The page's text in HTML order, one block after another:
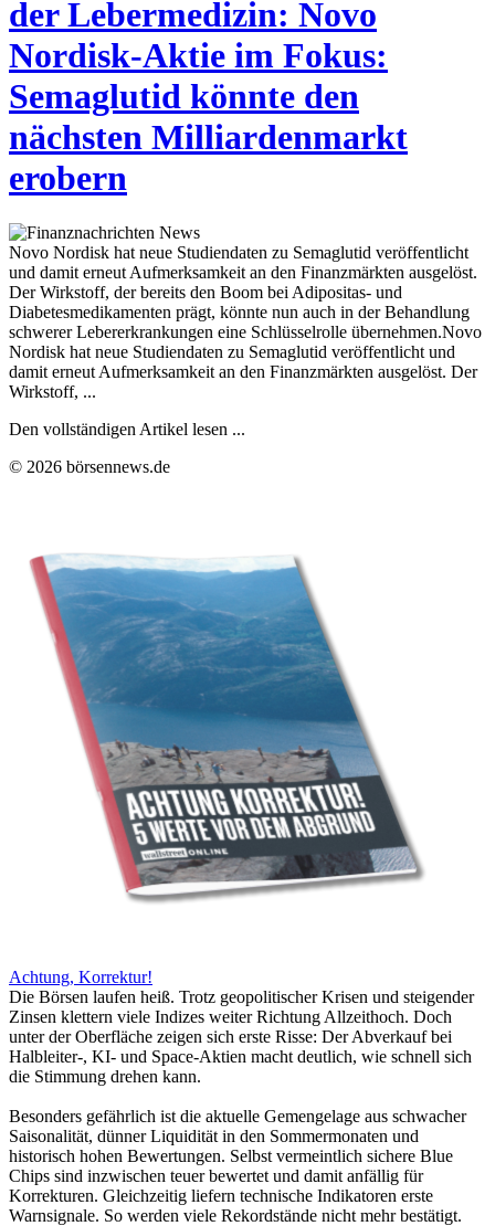
der Lebermedizin: Novo
Nordisk-Aktie im Fokus:
Semaglutid könnte den
nächsten Milliardenmarkt
erobern
Novo Nordisk hat neue Studiendaten zu Semaglutid veröffentlicht
und damit erneut Aufmerksamkeit an den Finanzmärkten ausgelöst.
Der Wirkstoff, der bereits den Boom bei Adipositas- und
Diabetesmedikamenten prägt, könnte nun auch in der Behandlung
schwerer Lebererkrankungen eine Schlüsselrolle übernehmen.Novo
Nordisk hat neue Studiendaten zu Semaglutid veröffentlicht und
damit erneut Aufmerksamkeit an den Finanzmärkten ausgelöst. Der
Wirkstoff, ...
Den vollständigen Artikel lesen ...
© 2026 börsennews.de
Achtung, Korrektur!
Die Börsen laufen heiß. Trotz geopolitischer Krisen und steigender
Zinsen klettern viele Indizes weiter Richtung Allzeithoch. Doch
unter der Oberfläche zeigen sich erste Risse: Der Abverkauf bei
Halbleiter-, KI- und Space-Aktien macht deutlich, wie schnell sich
die Stimmung drehen kann.
Besonders gefährlich ist die aktuelle Gemengelage aus schwacher
Saisonalität, dünner Liquidität in den Sommermonaten und
historisch hohen Bewertungen. Selbst vermeintlich sichere Blue
Chips sind inzwischen teuer bewertet und damit anfällig für
Korrekturen. Gleichzeitig liefern technische Indikatoren erste
Warnsignale. So werden viele Rekordstände nicht mehr bestätigt.